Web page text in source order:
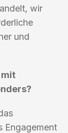
wir
und
Engagement